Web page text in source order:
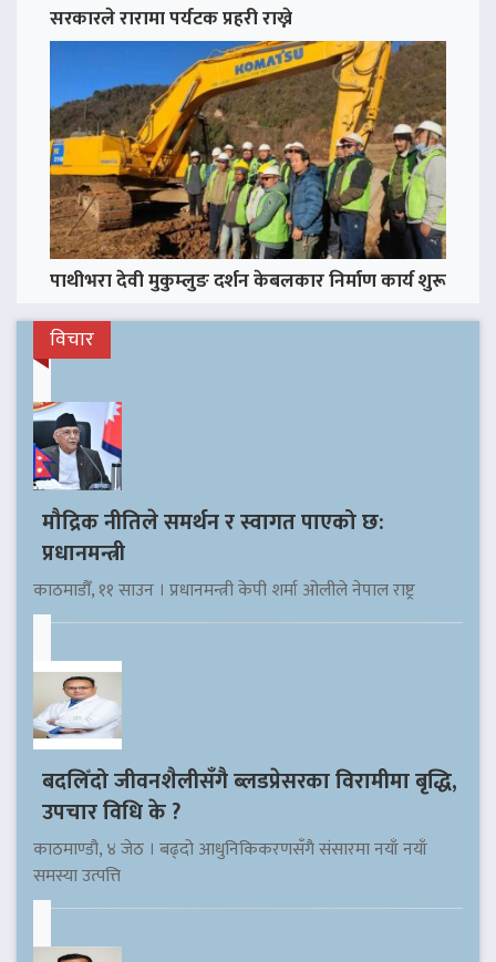
सरकारले रारामा पर्यटक प्रहरी राख्ने
पाथीभरा देवी मुकुम्लुङ दर्शन केबलकार निर्माण कार्य शुरू
विचार
मौद्रिक नीतिले समर्थन र स्वागत पाएको छ:
प्रधानमन्त्री
काठमाडौँ, ११ साउन । प्रधानमन्त्री केपी शर्मा ओलीले नेपाल राष्ट्र
बदलिँदो जीवनशैलीसँगै ब्लडप्रेसरका विरामीमा बृद्धि,
उपचार विधि के ?
काठमाण्डौ, ४ जेठ । बढ्दो आधुनिकिकरणसँगै संसारमा नयाँ नयाँ
समस्या उत्पत्ति